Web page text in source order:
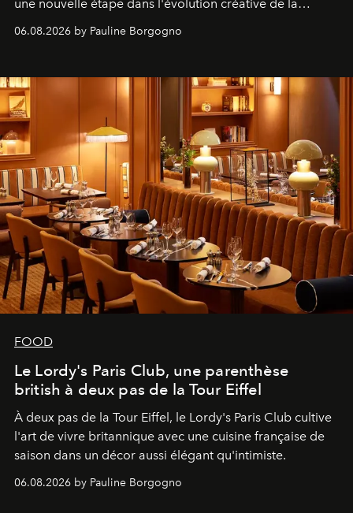
une nouvelle étape dans l'évolution créative de la
06.08.2026 by Pauline Borgogno
FOOD
Le Lordy's Paris Club, une parenthèse
british à deux pas de la Tour Eiffel
À deux pas de la Tour Eiffel, le Lordy's Paris Club cultive
l'art de vivre britannique avec une cuisine française de
saison dans un décor aussi élégant qu'intimiste.
06.08.2026 by Pauline Borgogno